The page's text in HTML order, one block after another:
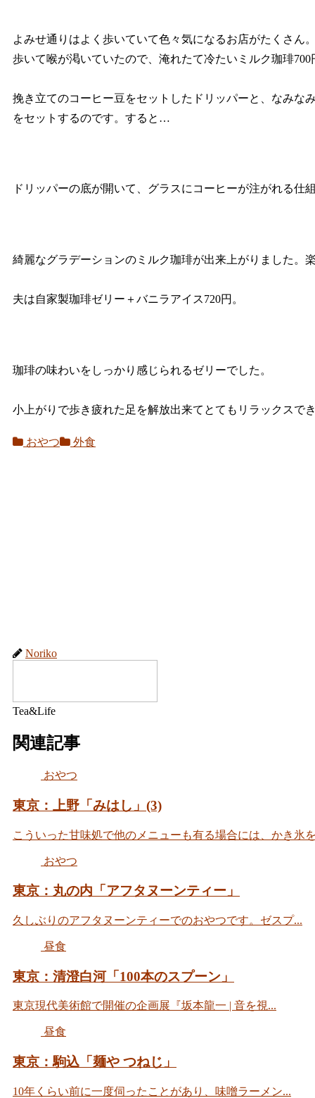
よみせ通りはよく歩いていて色々気になるお店がたくさん
歩いて喉が渇いていたので、淹れたて冷たいミルク珈琲
挽き立てのコーヒー豆をセットしたドリッパーと、なみな
をセットするのです。すると…
ドリッパーの底が開いて、グラスにコーヒーが注がれる
綺麗なグラデーションのミルク珈琲が出来上がりました。
夫は自家製珈琲ゼリー＋バニラアイス720円。
珈琲の味わいをしっかり感じられるゼリーでした。
小上がりで歩き疲れた足を解放出来てとてもリラックスで
おやつ 外食
Noriko
Tea&Life
関連記事
おやつ
東京：上野「みはし」(3)
こういった甘味処で他のメニューも有る場合には、かき氷
おやつ
東京：丸の内「アフタヌーンティー」
久しぶりのアフタヌーンティーでのおやつです。ゼスプ...
昼食
東京：清澄白河「100本のスプーン」
東京現代美術館で開催の企画展『坂本龍一 | 音を視...
昼食
東京：駒込「麺や つねじ」
10年くらい前に一度伺ったことがあり、味噌ラーメン...